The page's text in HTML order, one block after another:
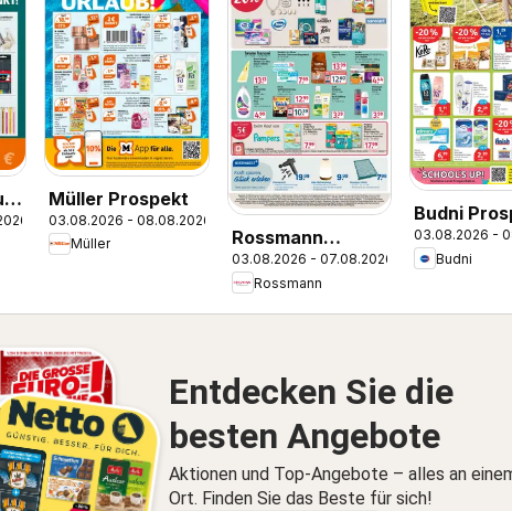
Müller Prospekt
03.08.2026 - 08.08.2026
Müller
Rossmann
Prospekt
03.08.2026 - 07.08.2026
Rossmann
Budni
03.08.2026 -
Budni
Entdecken Sie die
besten Angebote
Aktionen und Top-Angebote – alles an
Ort. Finden Sie das Beste für sich!